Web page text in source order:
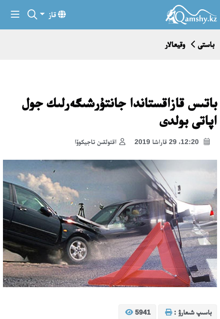
قاز
باستى وقيعالار
باتىس قازاقستاندا جانتۇرشىگەرلىك جول
اپاتى بولدى
اقتولقىن تاجيكوۆا
باسىپ شىعارۋ : 5941